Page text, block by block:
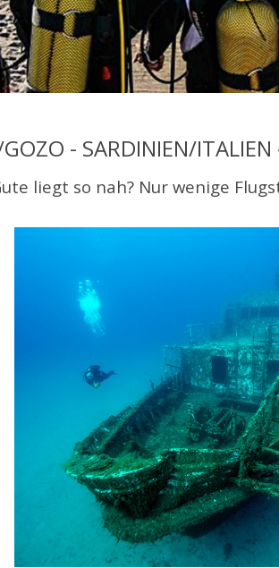
- SARDINIEN/
liegt so nah? Nur wenige